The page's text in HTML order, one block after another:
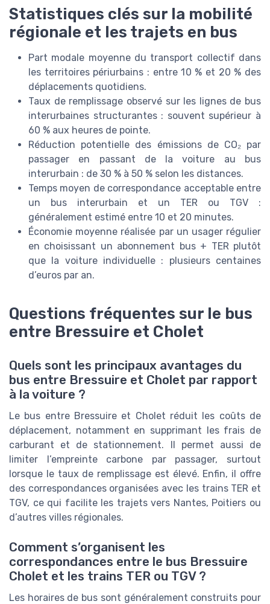
Statistiques clés sur la mobilité
régionale et les trajets en bus
Part modale moyenne du transport collectif dans
les territoires périurbains : entre 10 % et 20 % des
déplacements quotidiens.
Taux de remplissage observé sur les lignes de bus
interurbaines structurantes : souvent supérieur à
60 % aux heures de pointe.
Réduction potentielle des émissions de CO₂ par
passager en passant de la voiture au bus
interurbain : de 30 % à 50 % selon les distances.
Temps moyen de correspondance acceptable entre
un bus interurbain et un TER ou TGV :
généralement estimé entre 10 et 20 minutes.
Économie moyenne réalisée par un usager régulier
en choisissant un abonnement bus + TER plutôt
que la voiture individuelle : plusieurs centaines
d’euros par an.
Questions fréquentes sur le bus
entre Bressuire et Cholet
Quels sont les principaux avantages du
bus entre Bressuire et Cholet par rapport
à la voiture ?
Le bus entre Bressuire et Cholet réduit les coûts de
déplacement, notamment en supprimant les frais de
carburant et de stationnement. Il permet aussi de
limiter l’empreinte carbone par passager, surtout
lorsque le taux de remplissage est élevé. Enfin, il offre
des correspondances organisées avec les trains TER et
TGV, ce qui facilite les trajets vers Nantes, Poitiers ou
d’autres villes régionales.
Comment s’organisent les
correspondances entre le bus Bressuire
Cholet et les trains TER ou TGV ?
Les horaires de bus sont généralement construits pour